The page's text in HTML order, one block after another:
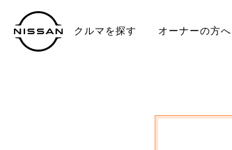
クルマを探す オーナーの方へ